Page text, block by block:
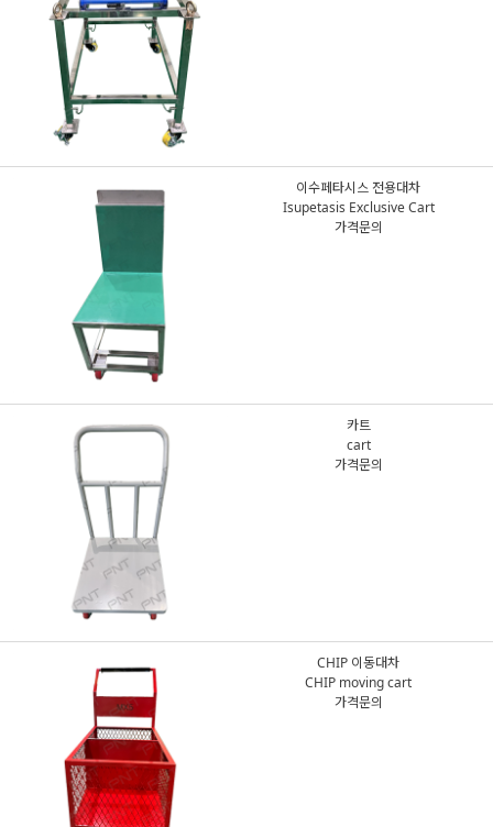
이수페타시스 전용대차
Isupetasis Exclusive Cart
가격문의
카트
cart
가격문의
CHIP 이동대차
CHIP moving cart
가격문의